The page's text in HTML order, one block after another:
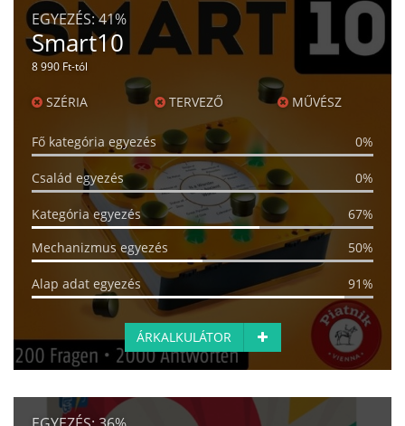
EGYEZÉS:41%
Smart10
8 990 Ft-tól
SZÉRIA TERVEZŐ MŰVÉSZ
Fő kategória egyezés 0%
Család egyezés 0%
Kategória egyezés
67%
Mechanizmus egyezés
50%
Alap adat egyezés 91%
ÁRKALKULÁTOR